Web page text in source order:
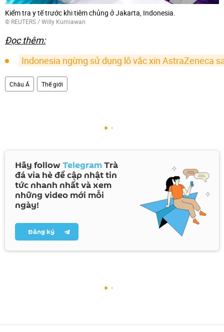
Kiểm tra y tế trước khi tiêm chủng ở Jakarta, Indonesia.
© REUTERS/ Willy Kurniawan
Đọc thêm:
Indonesia ngừng sử dụng lô vắc xin AstraZeneca
Châu Á Thế giới
Hãy follow TelegramTrà
đá vỉa hè để cập nhật tin
tức nhanh nhất và xem
những video mới mỗi
ngày!
Đăng ký